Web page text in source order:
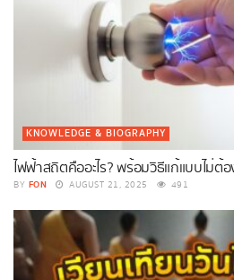
KNOWLEDGE & BIOGRAPHY
ไฟฟ้าสถิตคืออะไร? พร้อมวิธีแก้แบบไม่ต้
BY FON AUGUST 21, 2025 491